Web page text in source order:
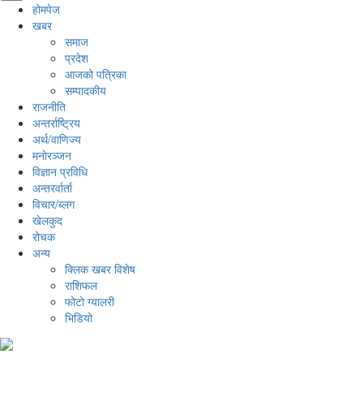
होमपेज
खबर
समाज
प्रदेश
आजको पत्रिका
सम्पादकीय
राजनीति
अन्तर्राष्ट्रिय
अर्थ/वाणिज्य
मनाेरञ्जन
विज्ञान प्रविधि
अन्तरर्वार्ता
विचार/ब्लग
खेलकुद
रोचक
अन्य
क्लिक खबर विशेष
राशिफल
फोटो ग्यालरी
भिडियो